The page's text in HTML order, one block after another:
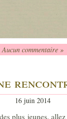
Aucun commentaire »
16 juin 2014
plus jeunes,